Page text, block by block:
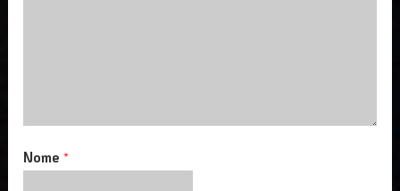
Nome*